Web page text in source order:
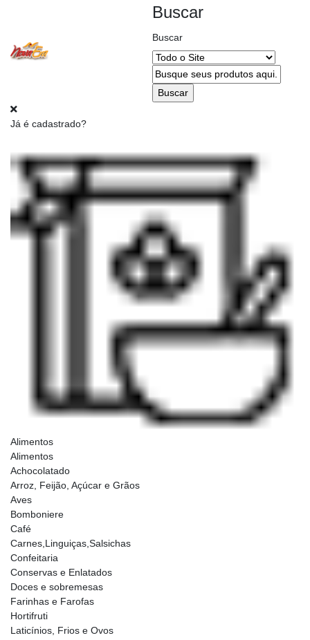
Buscar
Buscar
Já é cadastrado?
Alimentos
Alimentos
Achocolatado
Arroz, Feijão, Açúcar e Grãos
Aves
Bomboniere
Café
Carnes,Linguiças,Salsichas
Confeitaria
Conservas e Enlatados
Doces e sobremesas
Farinhas e Farofas
Hortifruti
Laticínios, Frios e Ovos